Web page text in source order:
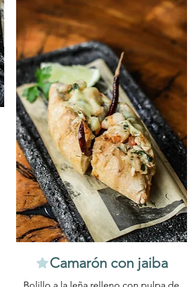
Camarón con jaiba
Bolillo a la leña relleno con pulpa de